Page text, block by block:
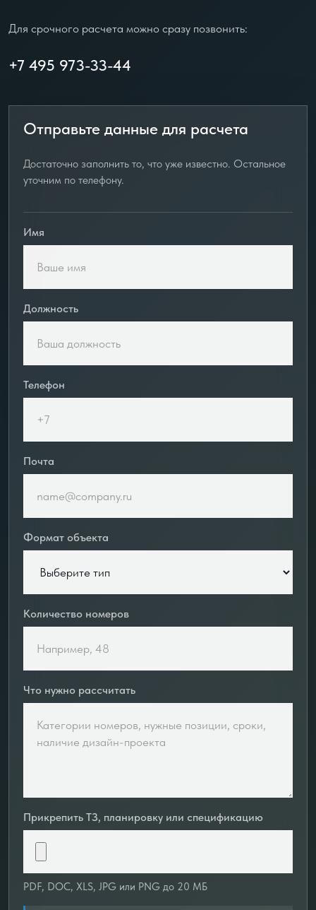
Для срочного расчета можно сразу позвонить:
+7 495 973-33-44
Отправьте данные для расчета
Достаточно заполнить то, что уже известно. Остальное
уточним по телефону.
Имя
Должность
Телефон
Почта
Формат объекта
Количество номеров
Что нужно рассчитать
Прикрепить ТЗ, планировку или спецификацию
PDF, DOC, XLS, JPG или PNG до 20 МБ